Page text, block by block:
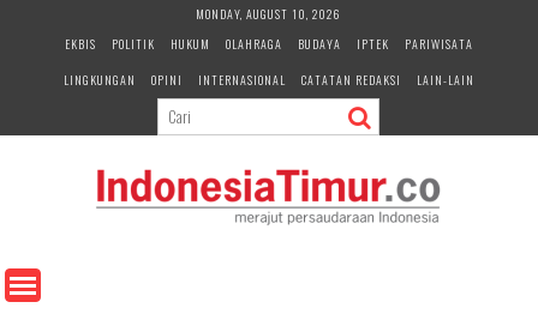
e
n
MONDAY, AUGUST 10, 2026
EKBIS
POLITIK HUKUM OLAHRAGA BUDAYA IPTEK
PARIWISATA
LINGKUNGAN
OPINI INTERNASIONAL CATATAN REDAKSI LAIN-LAIN